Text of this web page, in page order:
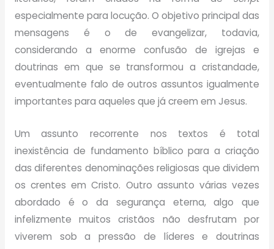
especialmente para locução. O objetivo principal das
mensagens é o de evangelizar, todavia,
considerando a enorme confusão de igrejas e
doutrinas em que se transformou a cristandade,
eventualmente falo de outros assuntos igualmente
importantes para aqueles que já creem em Jesus.
Um assunto recorrente nos textos é total
inexistência de fundamento bíblico para a criação
das diferentes denominações religiosas que dividem
os crentes em Cristo. Outro assunto várias vezes
abordado é o da segurança eterna, algo que
infelizmente muitos cristãos não desfrutam por
viverem sob a pressão de líderes e doutrinas